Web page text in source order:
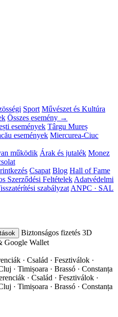
Sport Művészet és Kultúra
Összes esemény →
események Târgu Mureș
események Miercurea-Ciuc
működik Árak és jutalék Monez
Csapat Blog Hall of Fame
Szerződési Feltételek Adatvédelmi
szabályzat ANPC · SAL
Biztonságos fizetés 3D
Google Wallet
· Család · Fesztiválok ·
· Timișoara · Brassó · Constanța
· Család · Fesztiválok ·
· Timișoara · Brassó · Constanța